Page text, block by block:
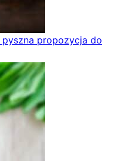
pyszna propozycja do